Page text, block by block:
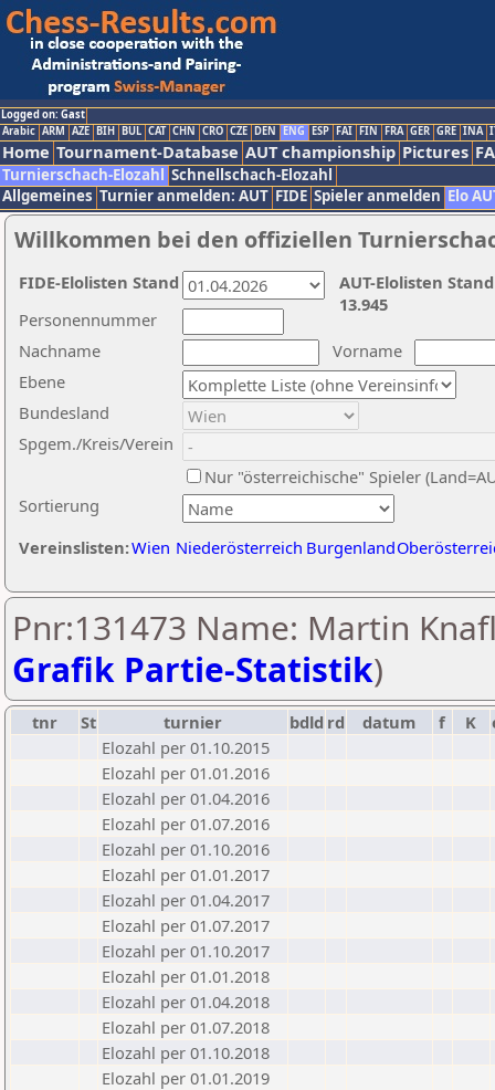
Logged on: Gast
Arabic ARM AZE BIH BUL CAT CHN CRO CZE DEN ENG ESP FAI FIN FRA GER GRE INA
Home Tournament-Database AUT championship Pictures
Turnierschach-Elozahl Schnellschach-Elozahl
Allgemeines Turnier anmelden: AUT FIDE Spieler anmelden Elo
Willkommen bei den offiziellen
Nachname
Vorname
Ebene
Sortierung
Personennummer
Bundesland
Spgem./Kreis/Verein
Nur "österreichische" Spieler
Vereinslisten:Wien Niederösterreich Burgenland
AUT-Elolisten
13.945
FIDE-Elolisten Stand
Pnr:131473 Name: Martin
Grafik Partie-Statistik)
tnr St turnier bdld rd datum f K
Elozahl per 01.10.2015
Elozahl per 01.01.2016
Elozahl per 01.04.2016
Elozahl per 01.07.2016
Elozahl per 01.10.2016
Elozahl per 01.01.2017
Elozahl per 01.04.2017
Elozahl per 01.07.2017
Elozahl per 01.10.2017
Elozahl per 01.01.2018
Elozahl per 01.04.2018
Elozahl per 01.07.2018
Elozahl per 01.10.2018
Elozahl per 01.01.2019